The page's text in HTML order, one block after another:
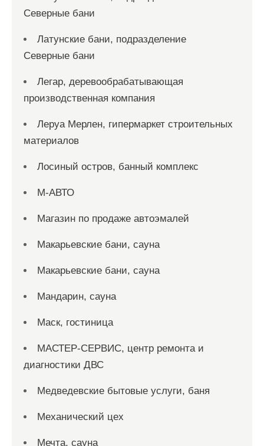
Северные бани
Латунские бани, подразделение
Северные бани
Легар, деревообрабатывающая
производственная компания
Леруа Мерлен, гипермаркет строительных
материалов
Лосиный остров, банный комплекс
М-АВТО
Магазин по продаже автоэмалей
Макарьевские бани, сауна
Макарьевские бани, сауна
Мандарин, сауна
Маск, гостиница
МАСТЕР-СЕРВИС, центр ремонта и
диагностики ДВС
Медведевские бытовые услуги, баня
Механический цех
Мечта, сауна